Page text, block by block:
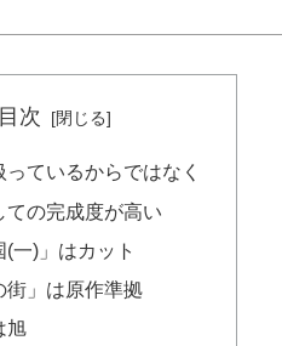
目次
っているからではなく
ての完成度が高い
(一)」はカット
街」は原作準拠
旭